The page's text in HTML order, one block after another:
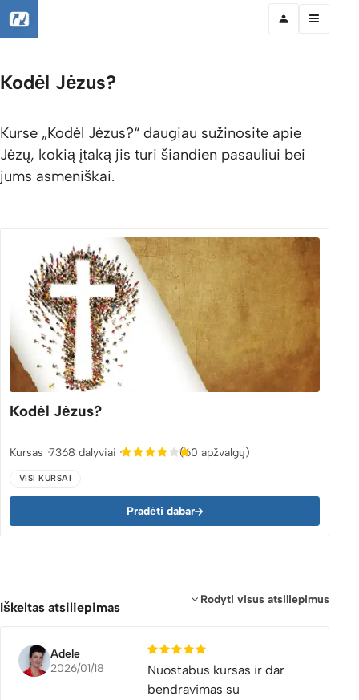
Kodėl Jėzus?
Kurse „Kodėl Jėzus?“ daugiau sužinosite apie
Jėzų, kokią įtaką jis turi šiandien pasauliui bei
jums asmeniškai.
Kodėl Jėzus?
Kursas 7368 dalyviai (60 apžvalgų)
VISI KURSAI
Pradėti dabar
Iškeltas atsiliepimas
Rodyti visus atsiliepimus
Adele
2026/01/18
Nuostabus kursas ir dar
bendravimas su